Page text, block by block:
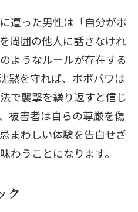
遭った男性は「自分がポ
周囲の他人に話さなけれ
ようなルールが存在する
黙を守れば、ポポバワは
で襲撃を繰り返すと信じ
被害者は自らの尊厳を傷
まわしい体験を告白せざ
わうことになります。
ク